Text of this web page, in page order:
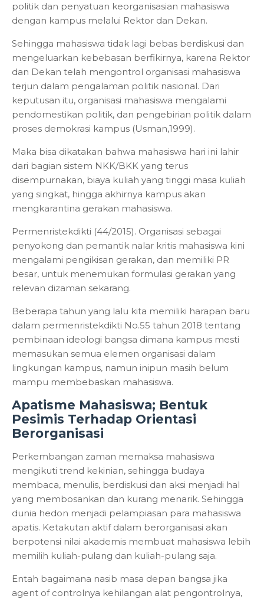
politik dan penyatuan keorganisasian mahasiswa
dengan kampus melalui Rektor dan Dekan.
Sehingga mahasiswa tidak lagi bebas berdiskusi dan
mengeluarkan kebebasan berfikirnya, karena Rektor
dan Dekan telah mengontrol organisasi mahasiswa
terjun dalam pengalaman politik nasional. Dari
keputusan itu, organisasi mahasiswa mengalami
pendomestikan politik, dan pengebirian politik dalam
proses demokrasi kampus (Usman,1999).
Maka bisa dikatakan bahwa mahasiswa hari ini lahir
dari bagian sistem NKK/BKK yang terus
disempurnakan, biaya kuliah yang tinggi masa kuliah
yang singkat, hingga akhirnya kampus akan
mengkarantina gerakan mahasiswa.
Permenristekdikti (44/2015). Organisasi sebagai
penyokong dan pemantik nalar kritis mahasiswa kini
mengalami pengikisan gerakan, dan memiliki PR
besar, untuk menemukan formulasi gerakan yang
relevan dizaman sekarang.
Beberapa tahun yang lalu kita memiliki harapan baru
dalam permenristekdikti No.55 tahun 2018 tentang
pembinaan ideologi bangsa dimana kampus mesti
memasukan semua elemen organisasi dalam
lingkungan kampus, namun inipun masih belum
mampu membebaskan mahasiswa.
Apatisme Mahasiswa; Bentuk
Pesimis Terhadap Orientasi
Berorganisasi
Perkembangan zaman memaksa mahasiswa
mengikuti trend kekinian, sehingga budaya
membaca, menulis, berdiskusi dan aksi menjadi hal
yang membosankan dan kurang menarik. Sehingga
dunia hedon menjadi pelampiasan para mahasiswa
apatis. Ketakutan aktif dalam berorganisasi akan
berpotensi nilai akademis membuat mahasiswa lebih
memilih kuliah-pulang dan kuliah-pulang saja.
Entah bagaimana nasib masa depan bangsa jika
agent of controlnya kehilangan alat pengontrolnya,